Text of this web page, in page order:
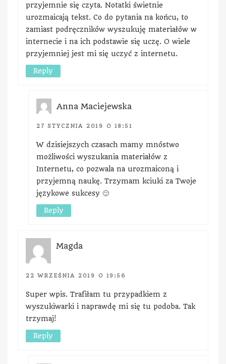
przyjemnie się czyta. Notatki świetnie
urozmaicają tekst. Co do pytania na końcu, to
zamiast podręczników wyszukuję materiałów w
internecie i na ich podstawie się uczę. O wiele
przyjemniej jest mi się uczyć z internetu.
Reply
Anna Maciejewska
27 STYCZNIA 2019 O 18:51
W dzisiejszych czasach mamy mnóstwo
możliwości wyszukania materiałów z
Internetu, co pozwala na urozmaiconą i
przyjemną naukę. Trzymam kciuki za Twoje
językowe sukcesy 🙂
Reply
Magda
22 WRZEŚNIA 2019 O 19:56
Super wpis. Trafiłam tu przypadkiem z
wyszukiwarki i naprawdę mi się tu podoba. Tak
trzymaj!
Reply